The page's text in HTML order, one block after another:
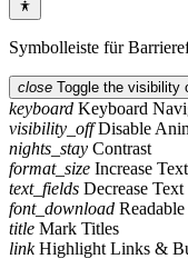
Symbolleiste für
close Toggle the visibility
keyboard Keyboard
visibility_off Disable
nights_stay Contrast
format_size Increase Text
text_fields Decrease Text
font_download
title Mark Titles
link Highlight Links &